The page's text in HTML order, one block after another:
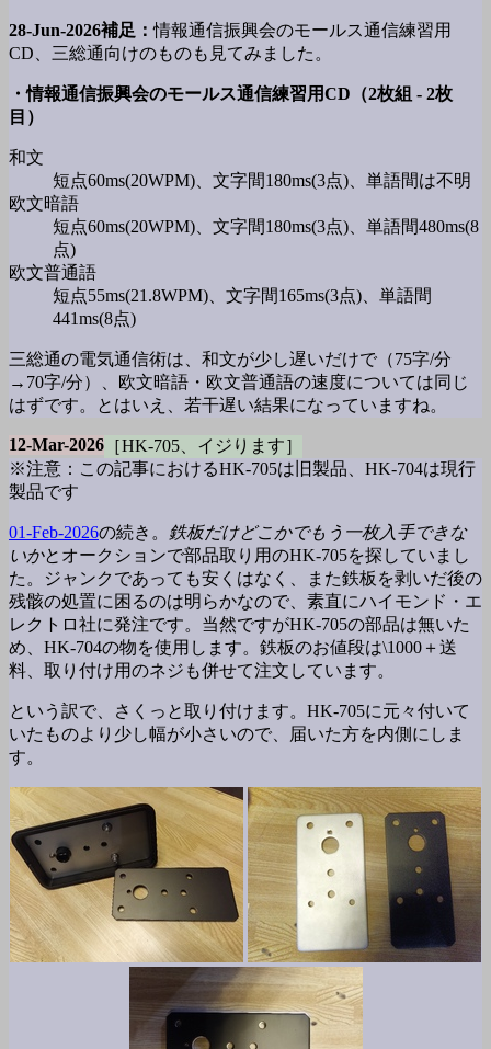
28-Jun-2026補足：情報通信振興会のモールス通信練習用
CD、三総通向けのものも見てみました。
・情報通信振興会のモールス通信練習用CD（2枚組 - 2枚
目）
和文
短点60ms(20WPM)、文字間180ms(3点)、単語間は不明
欧文暗語
短点60ms(20WPM)、文字間180ms(3点)、単語間480ms(8
点)
欧文普通語
短点55ms(21.8WPM)、文字間165ms(3点)、単語間
441ms(8点)
三総通の電気通信術は、和文が少し遅いだけで（75字/分
→70字/分）、欧文暗語・欧文普通語の速度については同じ
はずです。とはいえ、若干遅い結果になっていますね。
12-Mar-2026 ［HK-705、イジります］
※注意：この記事におけるHK-705は旧製品、HK-704は現行
製品です
01-Feb-2026の続き。 鉄板だけどこかでもう一枚入手できな
いかとオークションで部品取り用のHK-705を探していまし
た。ジャンクであっても安くはなく、また鉄板を剥いだ後の
残骸の処置に困るのは明らかなので、素直にハイモンド・エ
レクトロ社に発注です。当然ですがHK-705の部品は無いた
め、HK-704の物を使用します。鉄板のお値段は\1000＋送
料、取り付け用のネジも併せて注文しています。
という訳で、さくっと取り付けます。HK-705に元々付いて
いたものより少し幅が小さいので、届いた方を内側にしま
す。